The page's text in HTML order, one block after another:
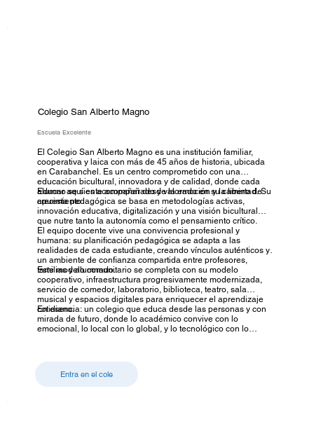
Colegio San Alberto Magno
Escuela Excelente
El Colegio San Alberto Magno es una institución familiar,
cooperativa y laica con más de 45 años de historia, ubicada
en Carabanchel. Es un centro comprometido con una
educación bicultural, innovadora y de calidad, donde cada
alumno se siente acompañado y valorado en su camino de
crecimiento.
Educar aquí es acompañar desde la emoción y la libertad. Su
apuesta pedagógica se basa en metodologías activas,
innovación educativa, digitalización y una visión bicultural
que nutre tanto la autonomía como el pensamiento crítico.
El equipo docente vive una convivencia profesional y
humana: su planificación pedagógica se adapta a las
realidades de cada estudiante, creando vínculos auténticos y
un ambiente de confianza compartida entre profesores,
familias y alumnado.
Este modelo comunitario se completa con su modelo
cooperativo, infraestructura progresivamente modernizada,
servicio de comedor, laboratorio, biblioteca, teatro, sala
musical y espacios digitales para enriquecer el aprendizaje
cotidiano.
En esencia: un colegio que educa desde las personas y con
mirada de futuro, donde lo académico convive con lo
emocional, lo local con lo global, y lo tecnológico con lo
Entra en el cole